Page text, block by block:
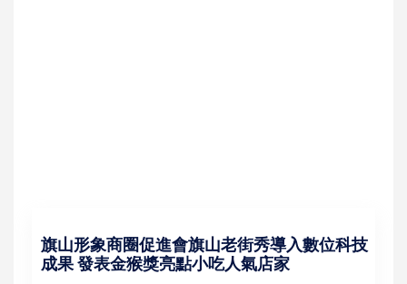
旗山形象商圈促進會旗山老街秀導入數位科技
成果 發表金猴獎亮點小吃人氣店家